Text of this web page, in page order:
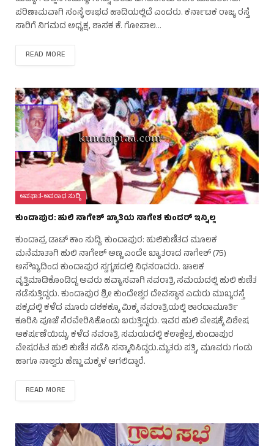
ಪರಿಣಾಮವಾಗಿ ಸಂಸ್ಥೆ ಲಾಭದ ಹಾದಿಯಲ್ಲಿದೆ ಎಂದರು. ಕರ್ನಾಟಕ ರಾಜ್ಯ ರಸ್ತೆ
ಸಾರಿಗೆ ನಿಗಮದ ಅಧ್ಯಕ್ಷ, ಶಾಸಕ ಕೆ. ಗೋಪಾಲ…
READ MORE
ಅಪಘಾತ-ಅಪರಾಧ ಸುದ್ದಿ
ಕುಂದಾಪುರ: ಹುಲಿ ನಾಗೇಶ್ ಖ್ಯಾತಿಯ ನಾಗೇಶ ಕುಂದರ್ ಇನ್ನಿಲ್ಲ
ಕುಂದಾಪ್ರ ಡಾಟ್ ಕಾಂ ಸುದ್ದಿ. ಕುಂದಾಪುರ: ಹುಲಿಕುಣಿತದ ಮೂಲಕ
ಮನೆಮಾತಾಗಿ ಹುಲಿ ನಾಗೇಶ್ ಅಣ್ಣ ಎಂದೇ ಖ್ಯಾತರಾದ ನಾಗೇಶ್ (75)
ಅಸೌಖ್ಯದಿಂದ ಕುಂದಾಪುರ ಸ್ವಗೃಹದಲ್ಲಿ ನಿಧನರಾದರು. ಚಾಲಕ
ವೃತ್ತಿಮಾಡಿಕೊಂಡಿದ್ದ ಅವರು ಹವ್ಯಾಸವಾಗಿ ನವರಾತ್ರಿ ಸಮಯದಲ್ಲಿ ಹುಲಿ ಕುಣಿತ
ನಡೆಸುತ್ತಿದ್ದರು. ಕುಂದಾಪುರ ಶ್ರೀ ಕುಂದೇಶ್ವರ ದೇವಸ್ಥಾನ ಎದುರು ಮುಖ್ಯರಸ್ತೆ
ಪಕ್ಕದಲ್ಲಿ ಕಳೆದ ಮೂರು ದಶಕಕ್ಕೂ ಮಿಕ್ಕ ನವರಾತ್ರಿಯಲ್ಲಿ ಶಾರದಾಮೂರ್ತಿ
ಕೂರಿಸಿ ಪೂಜೆ ನೆರವೇರಿಸಿಕೊಂಡು ಬರುತ್ತಿದ್ದರು. ಇವರ ಹುಲಿ ವೇಷಕ್ಕೆ ವಿಶೇಷ
ಆಕರ್ಷಣೆಯಿದ್ದು, ಕಳೆದ ನವರಾತ್ರಿ ಸಮಯದಲ್ಲಿ ಕಲಾಕ್ಷೇತ್ರ ಕುಂದಾಪುರ
ವೇಷರಹಿತ ಹುಲಿ ಕುಣಿತ ನಡೆಸಿ ಸನ್ಮಾನಿಸಿದ್ದರು.ಮೃತರು ಪತ್ನಿ, ಮೂವರು ಗಂಡು
ಹಾಗೂ ನಾಲ್ವರು ಹೆಣ್ಣು ಮಕ್ಕಳ ಅಗಲಿದ್ದಾರೆ.
READ MORE